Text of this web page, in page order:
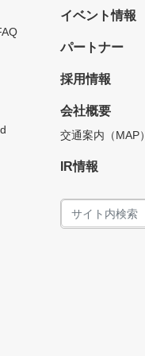
イベント情報
パートナー
採用情報
会社概要
交通案内（MAP）
IR情報